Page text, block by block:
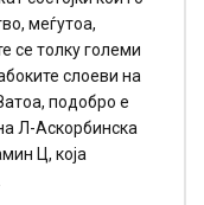
меѓутоа,
се толку големи
слоеви на
подобро е
Л-Аскорбинска
Ц, која